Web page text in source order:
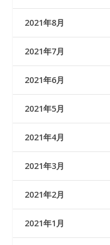
2021年8月
2021年7月
2021年6月
2021年5月
2021年4月
2021年3月
2021年2月
2021年1月